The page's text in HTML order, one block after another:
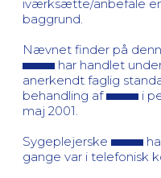
iværksætte/anbefale
baggrund.
Nævnet finder på
har handlet
anerkendt faglig
behandling af
i
maj 2001.
Sygeplejerske
gange var i telefonisk